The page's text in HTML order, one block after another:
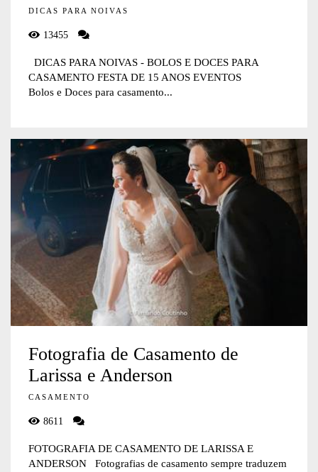
DICAS PARA NOIVAS
13455
DICAS PARA NOIVAS - BOLOS E DOCES PARA
CASAMENTO FESTA DE 15 ANOS EVENTOS
Bolos e Doces para casamento...
Fotografia de Casamento de
Larissa e Anderson
CASAMENTO
8611
FOTOGRAFIA DE CASAMENTO DE LARISSA E
ANDERSON Fotografias de casamento sempre traduzem